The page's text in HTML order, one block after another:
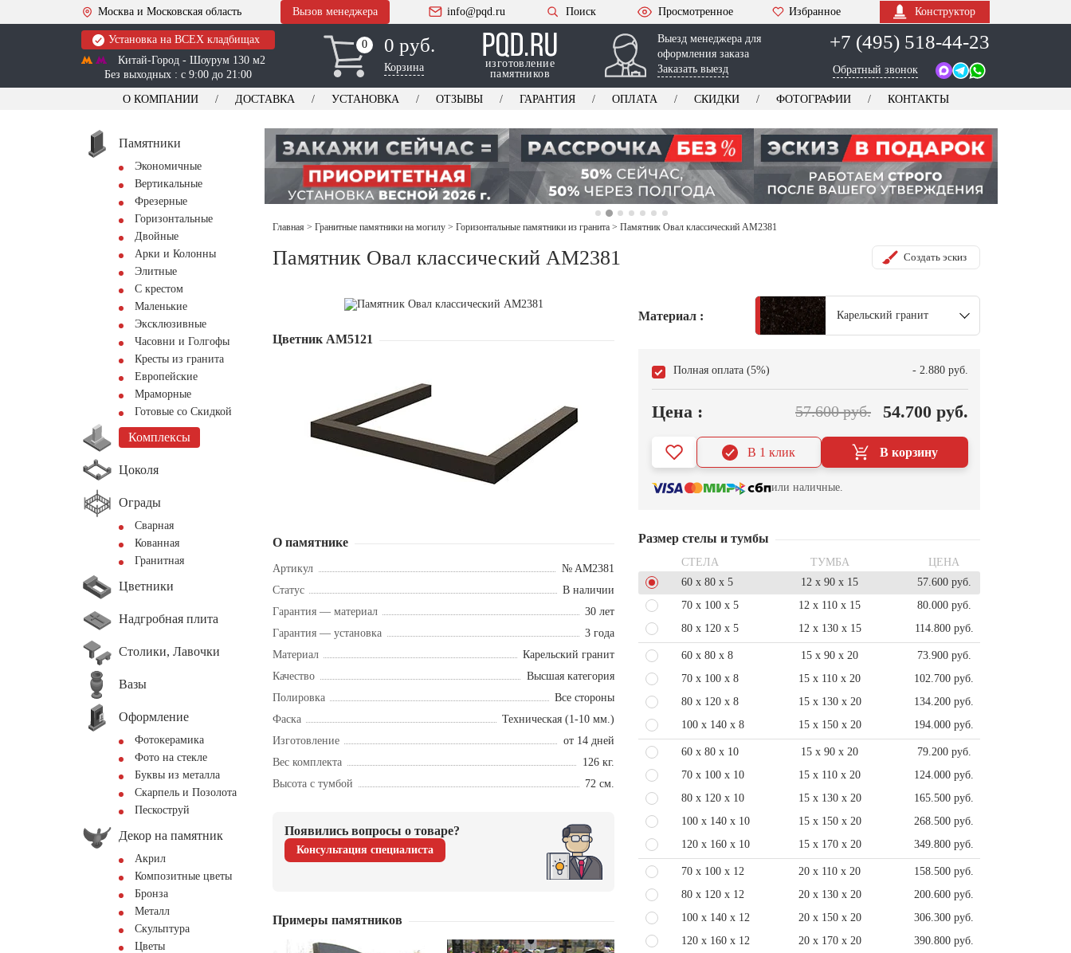
Москва и Московская область Вызов менеджера info@pqd.ru Поиск Просмотренное Избранное Конструктор
Установка на ВСЕХ кладбищах
Китай-Город - Шоурум 130 м2
Без выходных : с 9:00 до 21:00
0
0 0 руб.
Корзина
изготовление
памятников
Выезд менеджера для
оформления заказа
Заказать выезд
+7 (495) 518-44-23
Обратный звонок
О КОМПАНИИ ДОСТАВКА УСТАНОВКА ОТЗЫВЫ ГАРАНТИЯ ОПЛАТА СКИДКИ ФОТОГРАФИИ КОНТАКТЫ
Памятники
Экономичные
Вертикальные
Фрезерные
Горизонтальные
Двойные
Арки и Колонны
Элитные
С крестом
Маленькие
Эксклюзивные
Часовни и Голгофы
Кресты из гранита
Европейские
Мраморные
Готовые со Скидкой
Комплексы
Цоколя
Ограды
Сварная
Кованная
Гранитная
Цветники
Надгробная плита
Столики, Лавочки
Вазы
Оформление
Фотокерамика
Фото на стекле
Буквы из металла
Скарпель и Позолота
Пескоструй
Декор на памятник
Акрил
Композитные цветы
Бронза
Металл
Скульптура
Цветы
Главная > Гранитные памятники на могилу > Горизонтальные памятники из гранита > Памятник Овал классический AM2381
Памятник Овал классический AM2381 Создать эскиз
Цветник АМ5121
О памятнике
Артикул
№ AM2381
Статус
В наличии
Гарантия — материал
30 лет
Гарантия — установка
3 года
Материал
Карельский гранит
Качество
Высшая категория
Полировка
Все стороны
Фаска
Техническая (1-10 мм.)
Изготовление
от 14 дней
Вес комплекта
126 кг.
Высота с тумбой
72 см.
Появились вопросы о товаре?
Консультация специалиста
Примеры памятников
Материал : Карельский гранит
Полная оплата (5%) - 2.880 руб.
Цена : 57.600 руб. 54.700 руб.
В корзину
В 1 клик
или наличные.
Размер стелы и тумбы
СТЕЛА ТУМБА
ЦЕНА
60 x 80 x 5
12 x 90 x 15
57.600 руб.
70 x 100 x 5
12 x 110 x 15
80.000 руб.
80 x 120 x 5
12 x 130 x 15 114.800 руб.
60 x 80 x 8 15 x 90 x 20
73.900 руб.
70 x 100 x 8
15 x 110 x 20
102.700 руб.
80 x 120 x 8
15 x 130 x 20
134.200 руб.
100 x 140 x 8
15 x 150 x 20 194.000 руб.
60 x 80 x 10 15 x 90 x 20
79.200 руб.
70 x 100 x 10
15 x 110 x 20
124.000 руб.
80 x 120 x 10
15 x 130 x 20
165.500 руб.
100 x 140 x 10
15 x 150 x 20
268.500 руб.
120 x 160 x 10
15 x 170 x 20 349.800 руб.
70 x 100 x 12 20 x 110 x 20
158.500 руб.
80 x 120 x 12
20 x 130 x 20
200.600 руб.
100 x 140 x 12
20 x 150 x 20
306.300 руб.
120 x 160 x 12
20 x 170 x 20 390.800 руб.